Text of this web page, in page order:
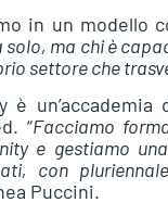
in un modello
solo, ma chi è
settore che
è
“Facciamo
e gestiamo
con
Puccini.